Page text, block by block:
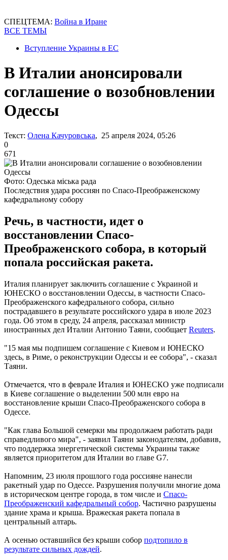
СПЕЦТЕМА: Война в Иране
ВСЕ ТЕМЫ
Вступление Украины в ЕС
В Италии анонсировали
соглашение о возобновлении
Одессы
Текст: Олена Качуровська, 25 апреля 2024, 05:26
0
671
Фото: Одеська міська рада
Последствия удара россиян по Спасо-Преображенскому
кафедральному собору
Речь, в частности, идет о
восстановлении Спасо-
Преображенского собора, в который
попала российская ракета.
Италия планирует заключить соглашение с Украиной и
ЮНЕСКО о восстановлении Одессы, в частности Спасо-
Преображенского кафедрального собора, сильно
пострадавшего в результате российского удара в июле 2023
года. Об этом в среду, 24 апреля, рассказал министр
иностранных дел Италии Антонио Таяни, сообщает Reuters.
"15 мая мы подпишем соглашение с Киевом и ЮНЕСКО
здесь, в Риме, о реконструкции Одессы и ее собора", - сказал
Таяни.
Отмечается, что в феврале Италия и ЮНЕСКО уже подписали
в Киеве соглашение о выделении 500 млн евро на
восстановление крыши Спасо-Преображенского собора в
Одессе.
"Как глава Большой семерки мы продолжаем работать ради
справедливого мира", - заявил Таяни законодателям, добавив,
что поддержка энергетической системы Украины также
является приоритетом для Италии во главе G7.
Напомним, 23 июля прошлого года россияне нанесли
ракетный удар по Одессе. Разрушения получили многие дома
в историческом центре города, в том числе и Спасо-
Преображенский кафедральный собор. Частично разрушены
здание храма и крыша. Вражеская ракета попала в
центральный алтарь.
А осенью оставшийся без крыши собор подтопило в
результате сильных дождей.